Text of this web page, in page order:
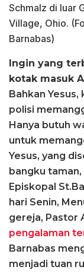
Schmalz di luar
Village, Ohio.
Barnabas)
Ingin yang
kotak masuk
Bahkan
polisi
Hanya butuh
untuk
Yesus, yang
bangku
Episkopal
hari Senin,
gereja, Pastor
pengalaman
Barnabas
menjadi tuan